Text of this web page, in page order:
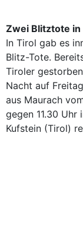
Zwei Blitztote in
In Tirol gab es
Blitz-Tote.
Tiroler
Nacht auf
aus Maurach
gegen 11.30
Kufstein (Tirol)